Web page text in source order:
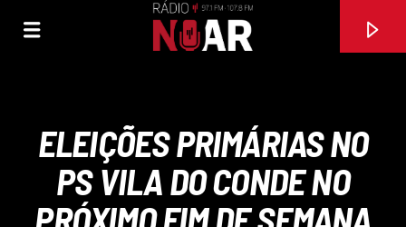
ELEIÇÕES PRIMÁRIAS NO
PS VILA DO CONDE NO